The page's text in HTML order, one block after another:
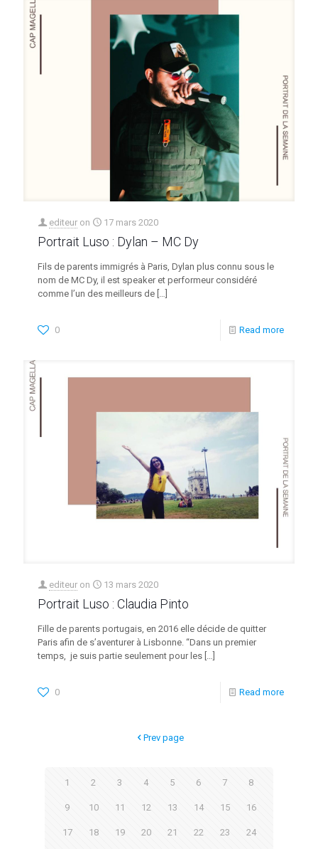
editeur on 17 mars 2020
Portrait Luso : Dylan – MC Dy
Fils de parents immigrés à Paris, Dylan plus connu sous le
nom de MC Dy, il est speaker et performeur considéré
comme l’un des meilleurs de […]
0 Read more
editeur on 13 mars 2020
Portrait Luso : Claudia Pinto
⁠Fille de parents portugais, en 2016 elle décide de quitter
Paris afin de s’aventurer à Lisbonne. “Dans un premier
temps, je suis partie seulement pour les […]
0 Read more
Prev page
1 2 3 4 5 6 7 8
9 10 11 12 13 14 15 16
17 18 19 20 21 22 23 24